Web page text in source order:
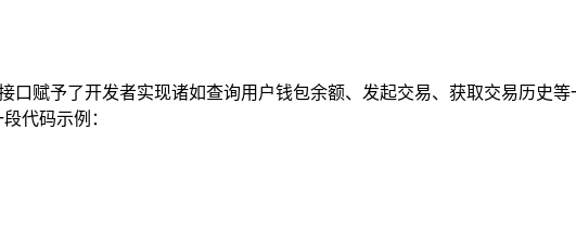
口赋予了开发者实现诸如查询用户钱包余额、发起交易、获取交易历史
代码示例：